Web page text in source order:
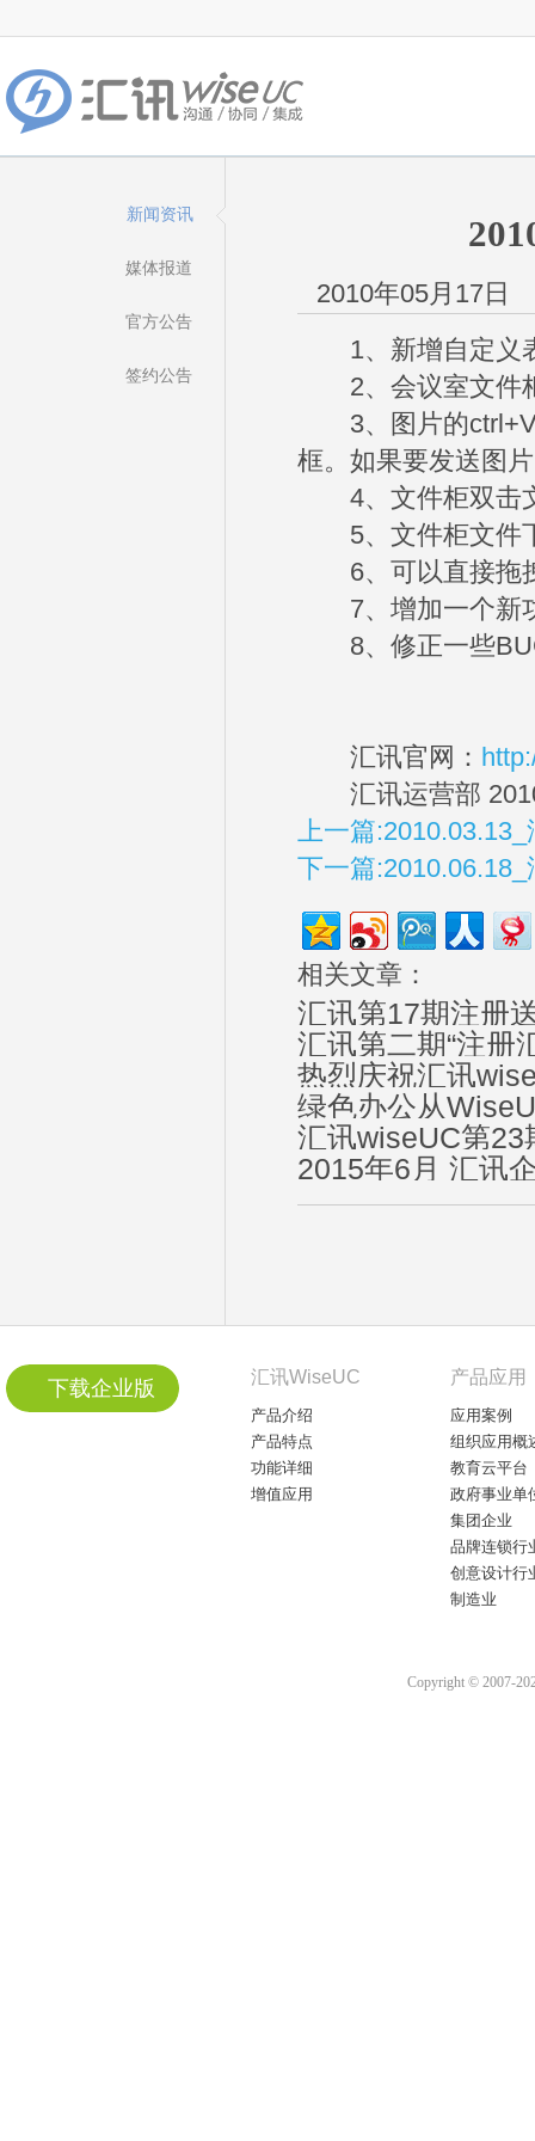
新闻资讯
媒体报道
官方公告
签约公告
2010年05月17日
1、新增自定义
2、会议室文件
3、图片的ctrl+V
框。如果要发送图
4、文件柜双击文
5、文件柜文件
6、可以直接拖
7、增加一个新
8、修正一些
汇讯官网：
汇讯运营部
上一篇
下一篇
相关文章：
汇讯第17期注册
汇讯第二期“注册
热烈庆祝汇讯
绿色办公从
汇讯wiseUC第23
2015年6月 汇讯
下载企业版 汇讯WiseUC
产品介绍
产品特点
功能详细
增值应用
产品应用
应用案例
组织应用概
教育云平台
政府事业单
集团企业
品牌连锁行
创意设计行
制造业
Copyright © 2007-